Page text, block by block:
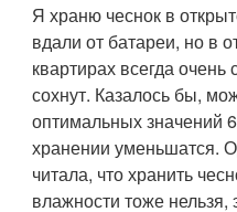
Я храню чеснок в
вдали от батареи, но в
квартирах всегда очень
сохнут. Казалось бы,
оптимальных значений
хранении уменьшатся.
читала, что хранить
влажности тоже